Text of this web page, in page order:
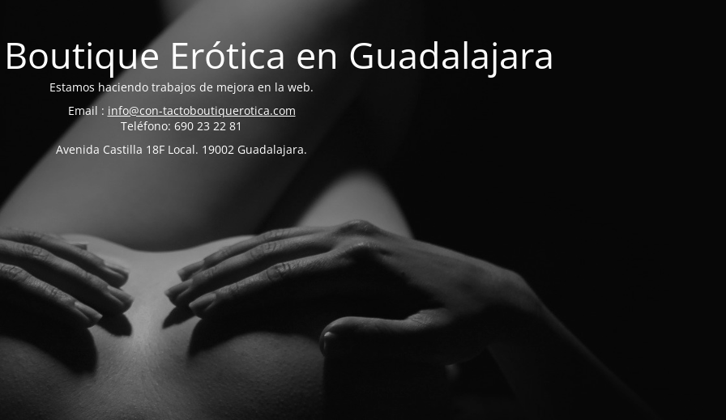
Erótica en Guadalajara
Estamos haciendo trabajos de mejora en la web.
Email : info@con-tactoboutiquerotica.com
Teléfono: 690 23 22 81
Avenida Castilla 18F Local. 19002 Guadalajara.